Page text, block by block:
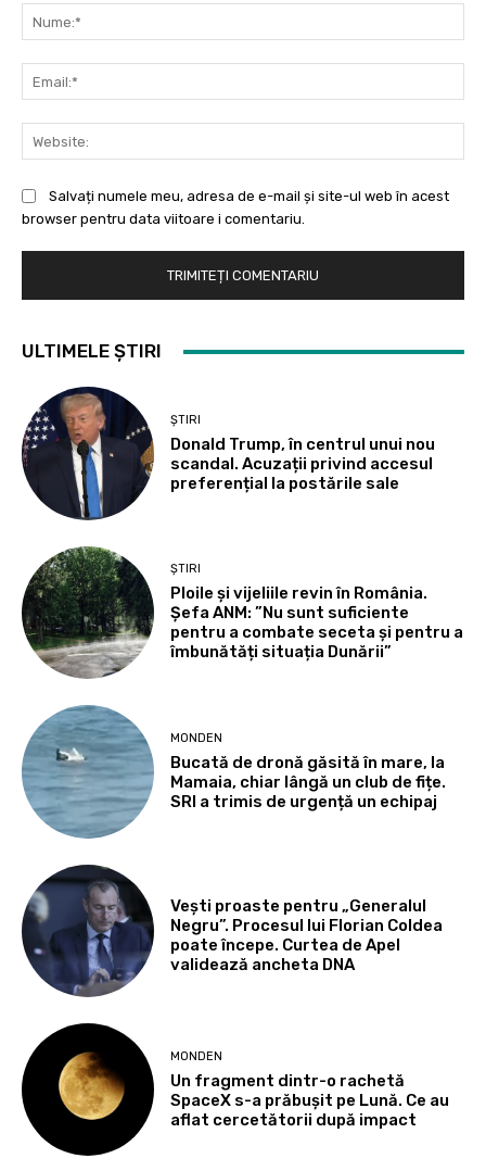
Salvați numele meu, adresa de e-mail și site-ul web în acest
browser pentru data viitoare i comentariu.
ULTIMELE ȘTIRI
ȘTIRI
Donald Trump, în centrul unui nou
scandal. Acuzații privind accesul
preferențial la postările sale
ȘTIRI
Ploile și vijeliile revin în România.
Șefa ANM: ”Nu sunt suficiente
pentru a combate seceta și pentru a
îmbunătăți situația Dunării”
MONDEN
Bucată de dronă găsită în mare, la
Mamaia, chiar lângă un club de fițe.
SRI a trimis de urgență un echipaj
Vești proaste pentru „Generalul
Negru”. Procesul lui Florian Coldea
poate începe. Curtea de Apel
validează ancheta DNA
MONDEN
Un fragment dintr-o rachetă
SpaceX s-a prăbușit pe Lună. Ce au
aflat cercetătorii după impact